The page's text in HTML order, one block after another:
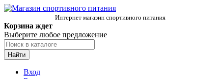
Интернет магазин спортивного питания
Корзина ждет
Выберите любое предложение
Найти
Вход